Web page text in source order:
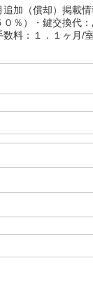
加（償却）掲載
％）・鍵交換代：
料：１．１ヶ月/